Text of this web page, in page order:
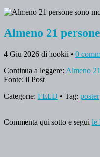
Almeno 21
4 Giu 2026 di hookii • 0
Continua a leggere: Almeno
Fonte: il Post
Categorie: FEED • Tag: poster
Commenta qui sotto e segui le